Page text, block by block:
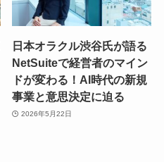
日本オラクル渋谷氏が語る
NetSuiteで経営者のマイン
ドが変わる！AI時代の新規
事業と意思決定に迫る
2026年5月22日